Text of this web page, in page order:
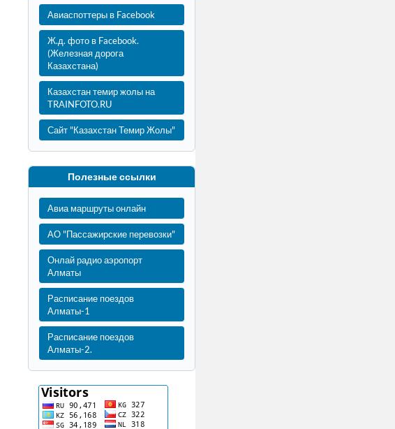
Авиаспоттеры в Facebook
Ж.д. фото в Facebook.
(Железная дорога
Казахстана)
Казахстан темир жолы на
TRAINFOTO.RU
Сайт "Казахстан Темир Жолы"
Полезные ссылки
Авиа маршруты онлайн
АО "Пассажирские перевозки"
Онлай радио аэропорт
Алматы
Расписание поездов
Алматы-1
Расписание поездов
Алматы-2.